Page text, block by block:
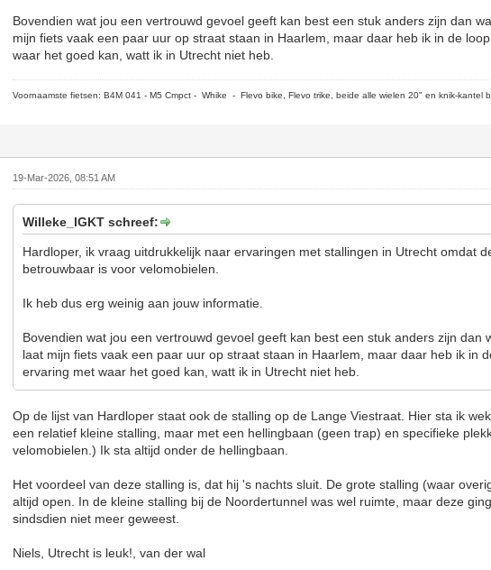
Bovendien wat jou een vertrouwd gevoel geeft kan best een stuk anders zijn dan
mijn fiets vaak een paar uur op straat staan in Haarlem, maar daar heb ik in de
waar het goed kan, watt ik in Utrecht niet heb.
Voornaamste fietsen: B4M 041 - M5 Cmpct - Whike - Flevo bike, Flevo trike, beide alle wielen 20" en knik-kantel
19-Mar-2026, 08:51 AM
Willeke_IGKT schreef:
Hardloper, ik vraag uitdrukkelijk naar ervaringen met stallingen in Utrecht omdat
betrouwbaar is voor velomobielen.
Ik heb dus erg weinig aan jouw informatie.
Bovendien wat jou een vertrouwd gevoel geeft kan best een stuk anders zijn dan
laat mijn fiets vaak een paar uur op straat staan in Haarlem, maar daar heb ik in
ervaring met waar het goed kan, watt ik in Utrecht niet heb.
Op de lijst van Hardloper staat ook de stalling op de Lange Viestraat. Hier sta ik
een relatief kleine stalling, maar met een hellingbaan (geen trap) en specifieke
velomobielen.) Ik sta altijd onder de hellingbaan.
Het voordeel van deze stalling is, dat hij 's nachts sluit. De grote stalling (waar
altijd open. In de kleine stalling bij de Noordertunnel was wel ruimte, maar deze
sindsdien niet meer geweest.
Niels, Utrecht is leuk!, van der wal